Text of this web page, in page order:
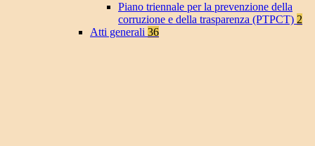
Piano triennale per la prevenzione della
corruzione e della trasparenza (PTPCT) 2
Atti generali 36